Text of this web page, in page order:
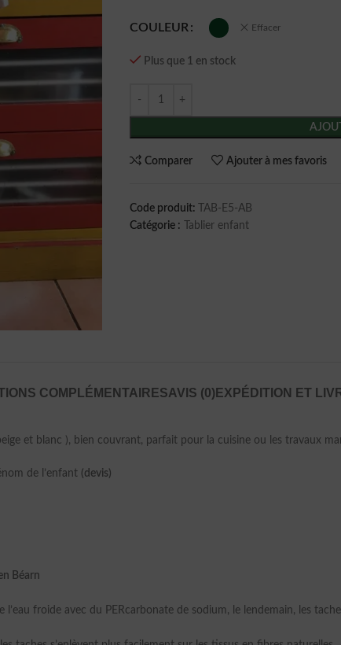
COULEUR Effacer
Plus que 1 en stock
Comparer Ajouter à mes favoris
Code produit:
TAB-E5-AB
Catégorie :
Tablier enfant
COMPLÉMENTAIRESAVIS (0) EXPÉDITION ET
et blanc ), bien couvrant, parfait pour la cuisine ou les travaux
de l’enfant (devis)
Béarn
l’eau froide avec du PERcarbonate de sodium, le lendemain, les